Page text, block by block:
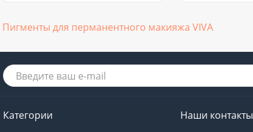
Пигменты для перманентного макияжа VIVA
Категории Наши контакты